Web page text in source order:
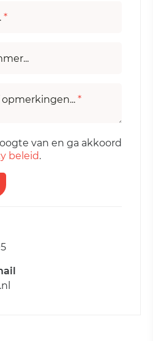
*
*
van en ga akkoord
beleid.